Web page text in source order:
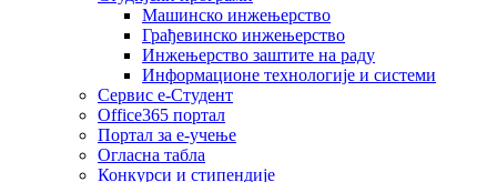
Машинско инжењерство
Грађевинско инжењерство
Инжењерство заштите на раду
Информационе технологије и системи
Сервис е-Студент
Office365 портал
Портал за е-учење
Огласна табла
Конкурси и стипендије